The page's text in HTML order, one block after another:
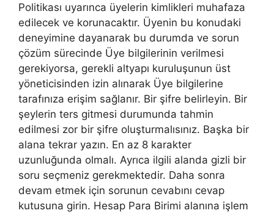
Politikası uyarınca üyelerin kimlikleri muhafaza
edilecek ve korunacaktır. Üyenin bu konudaki
deneyimine dayanarak bu durumda ve sorun
çözüm sürecinde Üye bilgilerinin verilmesi
gerekiyorsa, gerekli altyapı kuruluşunun üst
yöneticisinden izin alınarak Üye bilgilerine
tarafınıza erişim sağlanır. Bir şifre belirleyin. Bir
şeylerin ters gitmesi durumunda tahmin
edilmesi zor bir şifre oluşturmalısınız. Başka bir
alana tekrar yazın. En az 8 karakter
uzunluğunda olmalı. Ayrıca ilgili alanda gizli bir
soru seçmeniz gerekmektedir. Daha sonra
devam etmek için sorunun cevabını cevap
kutusuna girin. Hesap Para Birimi alanına işlem